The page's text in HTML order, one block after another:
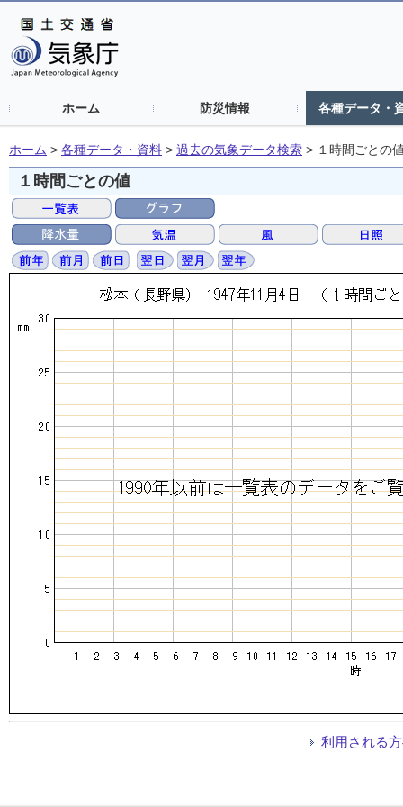
ホーム 防災情報 各種データ・
ホーム > 各種データ・資料 > 過去の気象データ検索 > １時間ごとの
１時間ごとの値
利用される